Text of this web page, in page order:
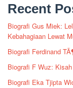
Recent
Biografi Gus Miek:
Kebahagiaan Lewat
Biografi Ferdinand
Biografi F Wuz:
Biografi Eka Tjipta